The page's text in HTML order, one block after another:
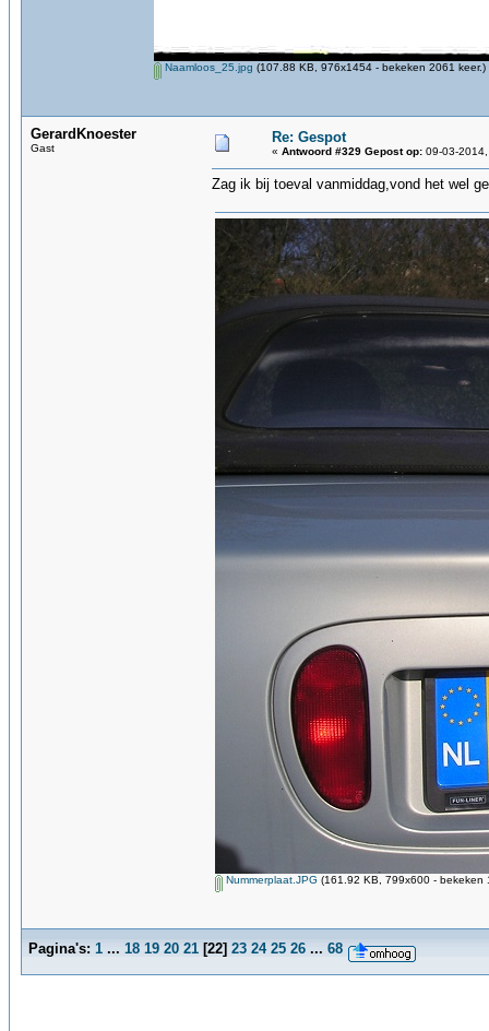
Naamloos_25.jpg (107.88 KB, 976x1454 - bekeken 2061 keer.)
GerardKnoester
Gast
Re: Gespot
« Antwoord #329 Gepost op: 09-03-
Zag ik bij toeval vanmiddag,vond het wel
Nummerplaat.JPG (161.92 KB, 799x600 - bekeken
Pagina's: 1 ... 18 19 20 21 [22] 23 24 25 26 ... 68